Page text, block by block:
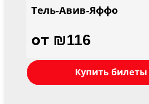
Тель-Авив-Яффо
от ₪116
Купить билеты